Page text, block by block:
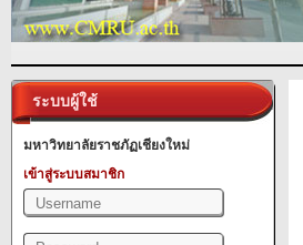
ระบบผู้ใช้
มหาวิทยาลัยราชภัฏเชียงใหม่
เข้าสู่ระบบสมาชิก